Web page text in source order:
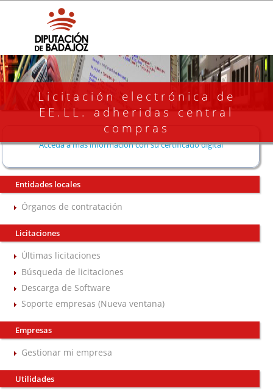
Licitación electrónica de
EE.LL. adheridas central
compras
Acceda a más información con su certificado digital
Entidades locales
Órganos de contratación
Licitaciones
Últimas licitaciones
Búsqueda de licitaciones
Descarga de Software
Soporte empresas (Nueva ventana)
Empresas
Gestionar mi empresa
Utilidades